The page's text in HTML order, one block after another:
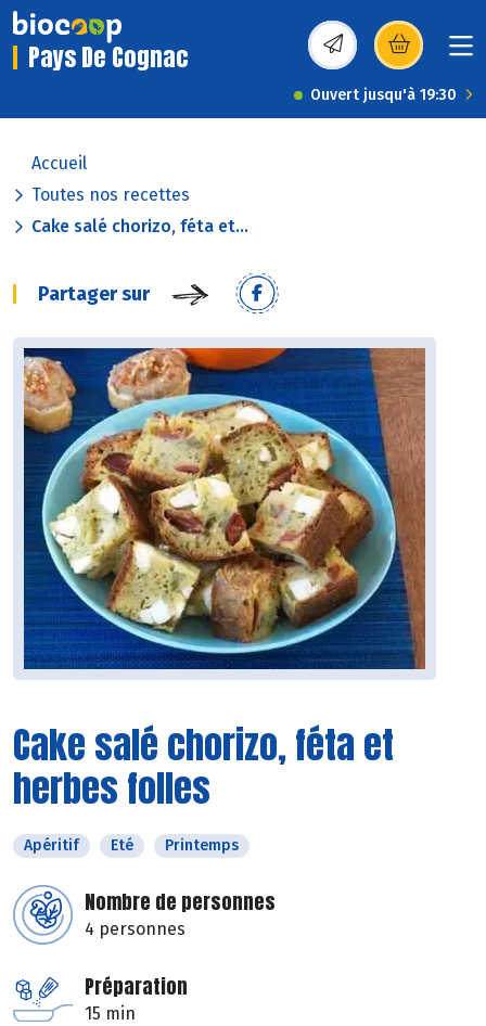
Pays De Cognac (s’ouvre dans une
Ouvert jusqu'à 19:30
Accueil
Toutes nos recettes
Cake salé chorizo, féta et...
Partager sur
Cake salé chorizo, féta et
herbes folles
Apéritif Eté Printemps
Nombre de personnes
4 personnes
Préparation
15 min